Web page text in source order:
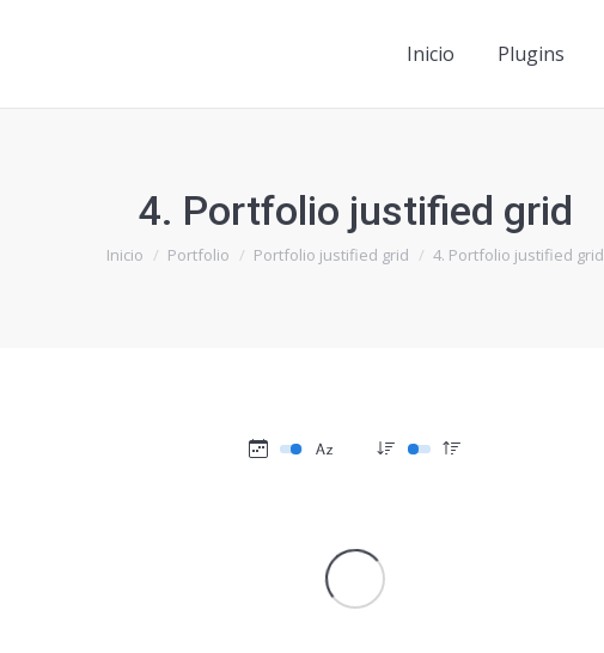
Inicio Plugins
4. Portfolio justified grid
Estás aquí:
Inicio Portfolio Portfolio justified grid 4. Portfolio justified grid